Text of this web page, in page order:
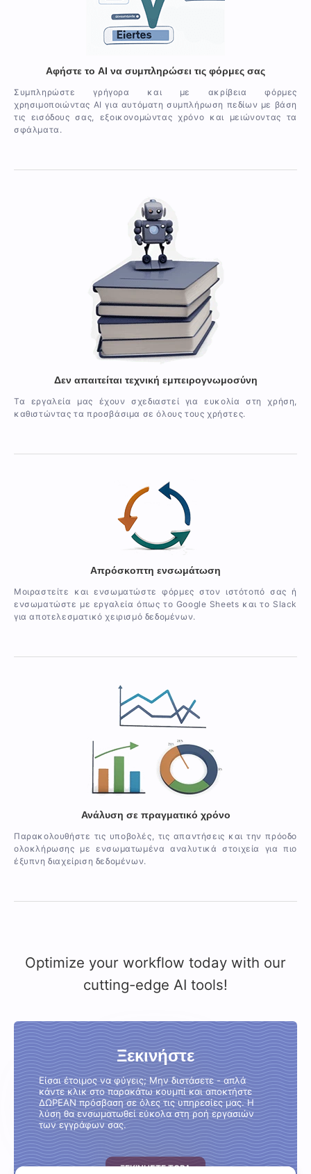
Αφήστε το AI να συμπληρώσει τις φόρμες σας
Συμπληρώστε γρήγορα και με ακρίβεια φόρμες
χρησιμοποιώντας AI για αυτόματη συμπλήρωση πεδίων με βάση
τις εισόδους σας, εξοικονομώντας χρόνο και μειώνοντας τα
σφάλματα.
Δεν απαιτείται τεχνική εμπειρογνωμοσύνη
Τα εργαλεία μας έχουν σχεδιαστεί για ευκολία στη χρήση,
καθιστώντας τα προσβάσιμα σε όλους τους χρήστες.
Απρόσκοπτη ενσωμάτωση
Μοιραστείτε και ενσωματώστε φόρμες στον ιστότοπό σας ή
ενσωματώστε με εργαλεία όπως το Google Sheets και το Slack
για αποτελεσματικό χειρισμό δεδομένων.
Ανάλυση σε πραγματικό χρόνο
Παρακολουθήστε τις υποβολές, τις απαντήσεις και την πρόοδο
ολοκλήρωσης με ενσωματωμένα αναλυτικά στοιχεία για πιο
έξυπνη διαχείριση δεδομένων.
Optimize your workflow today with our
cutting-edge AI tools!
Ξεκινήστε
Είσαι έτοιμος να φύγεις; Μην διστάσετε - απλά
κάντε κλικ στο παρακάτω κουμπί και αποκτήστε
ΔΩΡΕΑΝ πρόσβαση σε όλες τις υπηρεσίες μας. Η
λύση θα ενσωματωθεί εύκολα στη ροή εργασιών
των εγγράφων σας.
ΞΕΚΙΝΉΣΤΕ ΤΏΡΑ